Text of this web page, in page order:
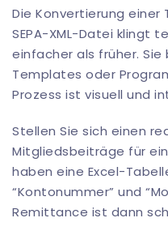
Die Konvertierung einer
SEPA-XML-Datei klingt
einfacher als früher.
Templates oder
Prozess ist visuell und
Stellen Sie sich einen
Mitgliedsbeiträge für
haben eine Excel-
“Kontonummer” und
Remittance ist dann